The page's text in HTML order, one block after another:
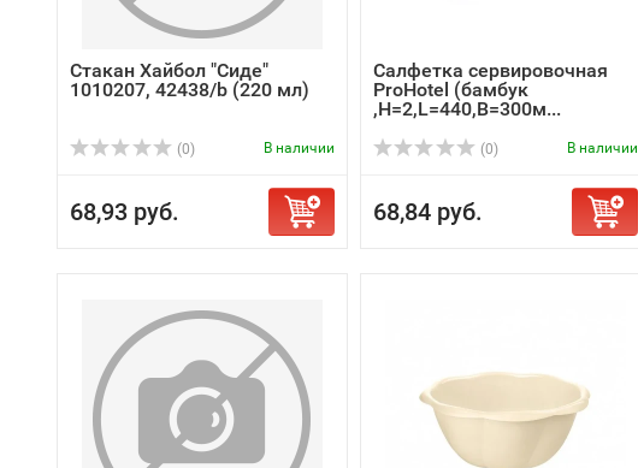
Стакан Хайбол "Сиде"
1010207, 42438/b (220 мл)
(0) В наличии
68,93 руб.
Салфетка сервировочная
ProHotel (бамбук
,H=2,L=440,B=300м...
(0) В наличии
68,84 руб.